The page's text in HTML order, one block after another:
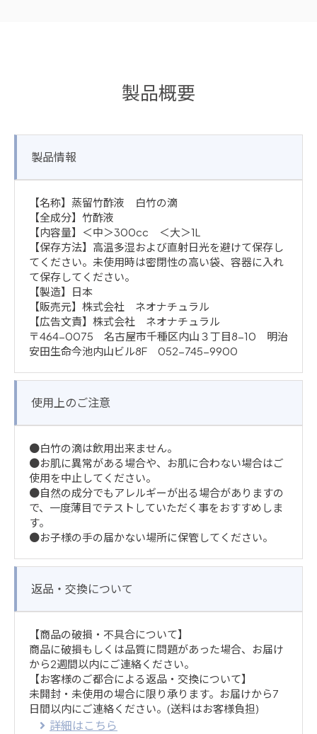
製品概要
製品情報
【名称】蒸留竹酢液 白竹の滴
【全成分】竹酢液
【内容量】＜中＞300cc ＜大＞1L
【保存方法】高温多湿および直射日光を避けて保存し
てください。未使用時は密閉性の高い袋、容器に入れ
て保存してください。
【製造】日本
【販売元】株式会社 ネオナチュラル
【広告文責】株式会社 ネオナチュラル
〒464-0075 名古屋市千種区内山３丁目8-10 明治
安田生命今池内山ビル8F 052-745-9900
使用上のご注意
●白竹の滴は飲用出来ません。
●お肌に異常がある場合や、お肌に合わない場合はご
使用を中止してください。
●自然の成分でもアレルギーが出る場合がありますの
で、一度薄目でテストしていただく事をおすすめしま
す。
●お子様の手の届かない場所に保管してください。
返品・交換について
【商品の破損・不具合について】
商品に破損もしくは品質に問題があった場合、お届け
から2週間以内にご連絡ください。
【お客様のご都合による返品・交換について】
未開封・未使用の場合に限り承ります。お届けから7
日間以内にご連絡ください。(送料はお客様負担)
詳細はこちら